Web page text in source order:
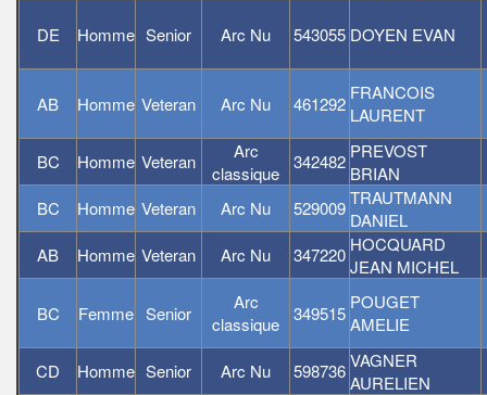
DE Homme Senior Arc Nu 543055 DOYEN EVAN
AB Homme Veteran Arc Nu 461292
FRANCOIS
LAURENT
BC Homme Veteran
Arc
classique
342482 PREVOST
BRIAN
BC
Homme Veteran Arc Nu 529009TRAUTMANN
DANIEL
AB
Homme Veteran Arc Nu 347220 HOCQUARD
JEAN MICHEL
BC Femme Senior
Arc
classique
349515
POUGET
AMELIE
CD Homme Senior Arc Nu 598736VAGNER
AURELIEN